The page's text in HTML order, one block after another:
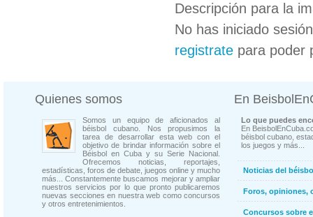
Descripción para la
No has iniciado
registrate para poder
Quienes somos
Somos un equipo de aficionados al
béisbol cubano. Nos propusimos la
tarea de desarrollar esta web con el
objetivo de brindar información sobre el
Béisbol en Cuba y su Serie Nacional.
Ofrecemos noticias, reportajes,
estadísticas, foros de debate, juegos online y mucho
más... Constantemente buscamos mejorar y ampliar
nuestros servicios por lo que pronto publicaremos
nuevas secciones en nuestra web como concursos
y otros entretenimientos.
En
Lo que puedes
En
béisbol cubano,
los juegos y más...
Noticias del
Foros, opiniones,
Concursos sobre